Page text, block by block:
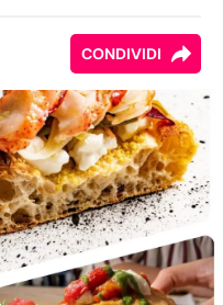
CONDIVIDI